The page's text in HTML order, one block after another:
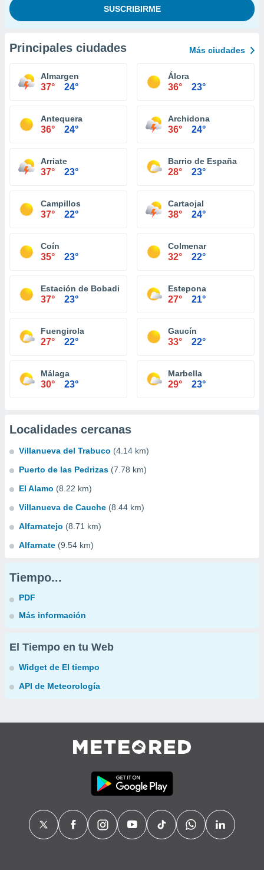
Principales ciudades Más ciudades
Almargen
37° 24°
Álora
36° 23°
Antequera
36° 24°
Archidona
36° 24°
Arriate
37° 23°
Barrio de España
28° 23°
Campillos
37° 22°
Cartaojal
38° 24°
Coín
35° 23°
Colmenar
32° 22°
Estación de Bobadilla
37° 23°
Estepona
27° 21°
Fuengirola
27° 22°
Gaucín
33° 22°
Málaga
30° 23°
Marbella
29° 23°
Localidades cercanas
Villanueva del Trabuco (4.14 km)
Puerto de las Pedrizas (7.78 km)
El Alamo (8.22 km)
Villanueva de Cauche (8.44 km)
Alfarnatejo (8.71 km)
Alfarnate (9.54 km)
Tiempo...
PDF
Más información
El Tiempo en tu Web
Widget de El tiempo
API de Meteorología